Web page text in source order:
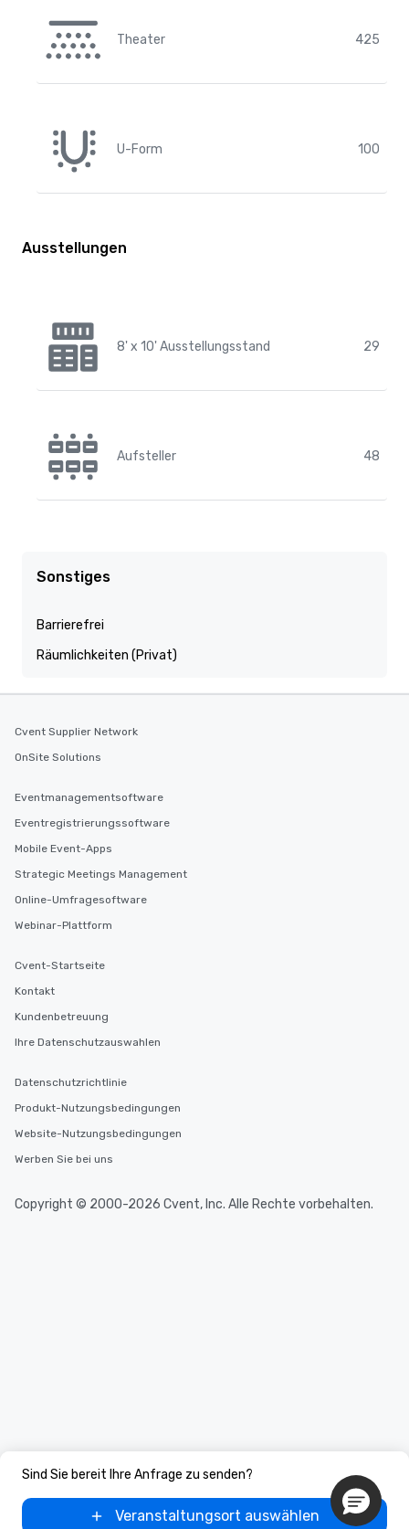
Theater 425
U-Form 100
Ausstellungen
8' x 10' Ausstellungsstand 29
Aufsteller 48
Sonstiges
Barrierefrei
Räumlichkeiten (Privat)
Sind Sie bereit Ihre Anfrage zu senden?
Veranstaltungsort auswählen
Cvent Supplier Network
OnSite Solutions
Eventmanagementsoftware
Eventregistrierungssoftware
Mobile Event-Apps
Strategic Meetings Management
Online-Umfragesoftware
Webinar-Plattform
Cvent-Startseite
Kontakt
Kundenbetreuung
Ihre Datenschutzauswahlen
Datenschutzrichtlinie
Produkt-Nutzungsbedingungen
Website-Nutzungsbedingungen
Werben Sie bei uns
Copyright © 2000-2026 Cvent, Inc. Alle Rechte vorbehalten.